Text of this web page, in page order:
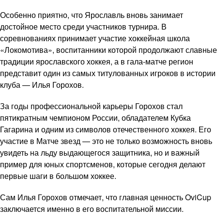
Особенно приятно, что Ярославль вновь занимает
достойное место среди участников турнира. В
соревнованиях принимает участие хоккейная школа
«Локомотива», воспитанники которой продолжают славные
традиции ярославского хоккея, а в гала-матче регион
представит один из самых титулованных игроков в истории
клуба — Илья Горохов.
За годы профессиональной карьеры Горохов стал
пятикратным чемпионом России, обладателем Кубка
Гагарина и одним из символов отечественного хоккея. Его
участие в Матче звезд — это не только возможность вновь
увидеть на льду выдающегося защитника, но и важный
пример для юных спортсменов, которые сегодня делают
первые шаги в большом хоккее.
Сам Илья Горохов отмечает, что главная ценность OviCup
заключается именно в его воспитательной миссии.